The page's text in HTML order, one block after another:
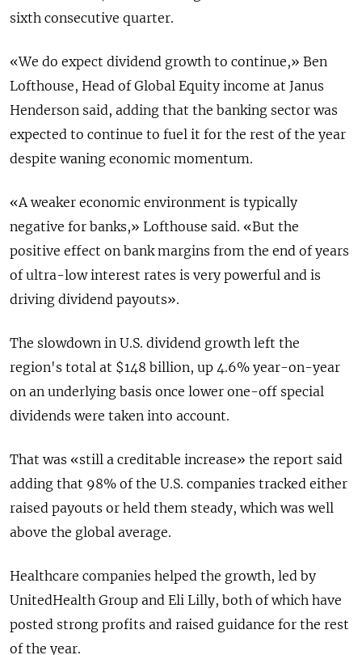
sixth consecutive quarter.
«We do expect dividend growth to continue,» Ben
Lofthouse, Head of Global Equity income at Janus
Henderson said, adding that the banking sector was
expected to continue to fuel it for the rest of the year
despite waning economic momentum.
«A weaker economic environment is typically
negative for banks,» Lofthouse said. «But the
positive effect on bank margins from the end of years
of ultra-low interest rates is very powerful and is
driving dividend payouts».
The slowdown in U.S. dividend growth left the
region's total at $148 billion, up 4.6% year-on-year
on an underlying basis once lower one-off special
dividends were taken into account.
That was «still a creditable increase» the report said
adding that 98% of the U.S. companies tracked either
raised payouts or held them steady, which was well
above the global average.
Healthcare companies helped the growth, led by
UnitedHealth Group and Eli Lilly, both of which have
posted strong profits and raised guidance for the rest
of the year.